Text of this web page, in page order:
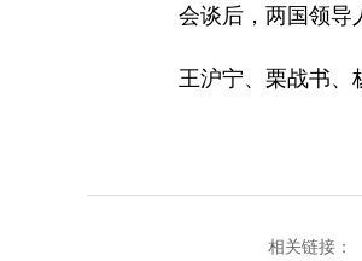
会谈后，两国领导人
王沪宁、栗战书、杨
相关链接：